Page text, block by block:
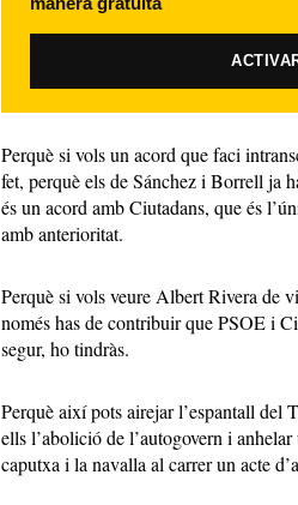
Perquè si vols un acord que faci
fet, perquè els de Sánchez i Borrell ja
és un acord amb Ciutadans, que és
amb anterioritat.
Perquè si vols veure Albert Rivera de
només has de contribuir que PSOE i
segur, ho tindràs.
Perquè així pots airejar l’espantall del
ells l’abolició de l’autogovern i
caputxa i la navalla al carrer un acte